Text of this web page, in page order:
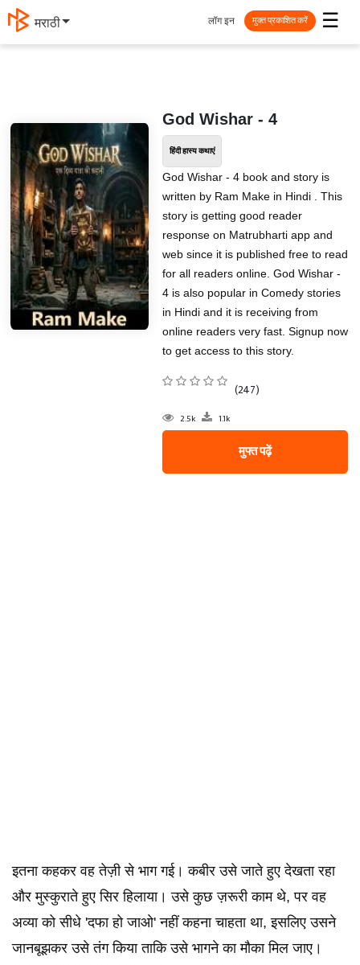
मराठी ☰
लॉग इन मुक्त प्रकाशित करें
God Wishar - 4
हिंदी हास्य कथाएं
God Wishar - 4 book and story is
written by Ram Make in Hindi . This
story is getting good reader
response on Matrubharti app and
web since it is published free to read
for all readers online. God Wishar -
4 is also popular in Comedy stories
in Hindi and it is receiving from
online readers very fast. Signup now
to get access to this story.
(247)
2.5k 1.1k
मुफ्त पढ़ें
इतना कहकर वह तेज़ी से भाग गई। कबीर उसे जाते हुए देखता रहा
और मुस्कुराते हुए सिर हिलाया। उसे कुछ ज़रूरी काम थे, पर वह
अव्या को सीधे 'दफा हो जाओ' नहीं कहना चाहता था, इसलिए उसने
जानबूझकर उसे तंग किया ताकि उसे भागने का मौका मिल जाए।